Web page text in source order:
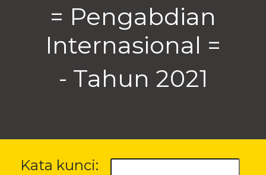
= Pengabdian
Internasional =
- Tahun 2021
Kata kunci: